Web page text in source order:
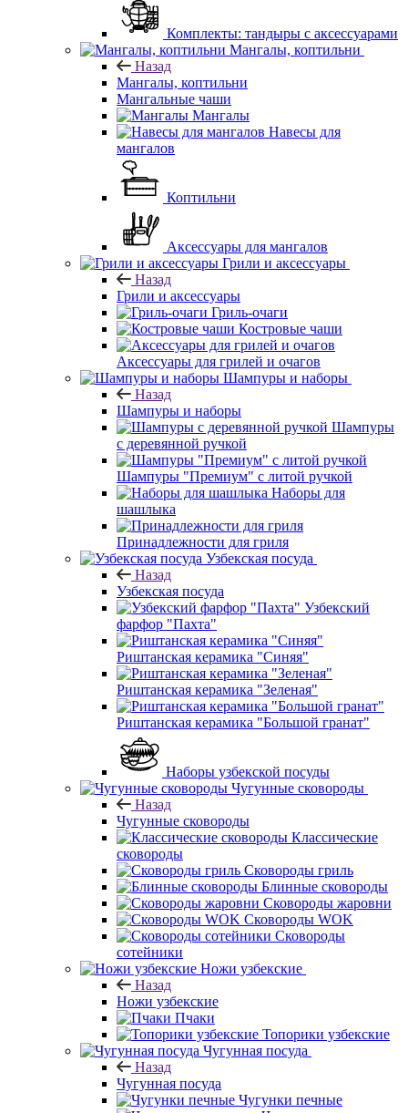
Комплекты: тандыры с аксессуарами
Мангалы, коптильни
Назад
Мангалы, коптильни
Мангальные чаши
Мангалы
Навесы для
мангалов
Коптильни
Аксессуары для мангалов
Грили и аксессуары
Назад
Грили и аксессуары
Гриль-очаги
Костровые чаши
Аксессуары для грилей и очагов
Шампуры и наборы
Назад
Шампуры и наборы
Шампуры
с деревянной ручкой
Шампуры "Премиум" с литой ручкой
Наборы для
шашлыка
Принадлежности для гриля
Узбекская посуда
Назад
Узбекская посуда
Узбекский
фарфор "Пахта"
Риштанская керамика "Синяя"
Риштанская керамика "Зеленая"
Риштанская керамика "Большой гранат"
Наборы узбекской посуды
Чугунные сковороды
Назад
Чугунные сковороды
Классические
сковороды
Сковороды гриль
Блинные сковороды
Сковороды жаровни
Сковороды WOK
Сковороды
сотейники
Ножи узбекские
Назад
Ножи узбекские
Пчаки
Топорики узбекские
Чугунная посуда
Назад
Чугунная посуда
Чугунки печные